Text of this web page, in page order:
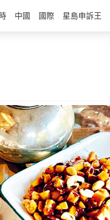
中國 國際 星島申訴王